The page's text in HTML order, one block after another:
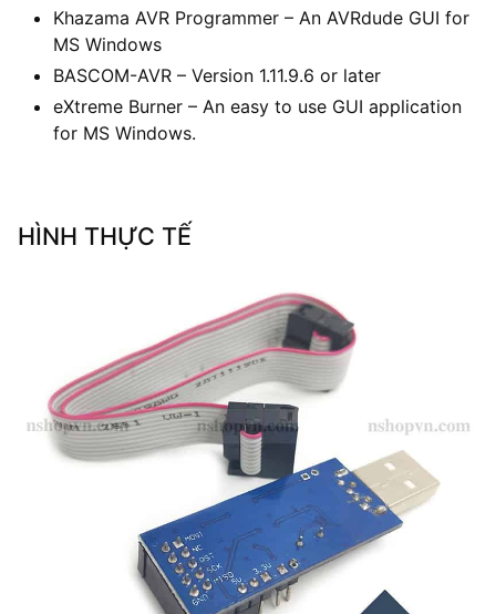
Khazama AVR Programmer – An AVRdude GUI for
MS Windows
BASCOM-AVR – Version 1.11.9.6 or later
eXtreme Burner – An easy to use GUI application
for MS Windows.
HÌNH THỰC TẾ